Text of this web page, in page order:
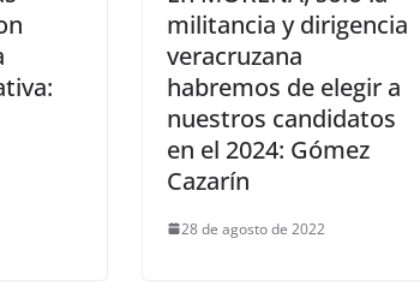
militancia y dirigencia
veracruzana
habremos de elegir a
nuestros candidatos
en el 2024: Gómez
Cazarín
28 de agosto de 2022